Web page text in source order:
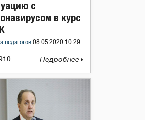
с
в курс
педагогов 08.05.2020 10:29
Подробнее